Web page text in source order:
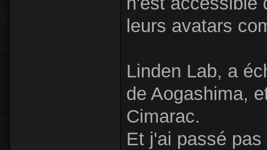
leurs avatars
Linden Lab, a
de Aogashima,
Cimarac.
Et j'ai passé